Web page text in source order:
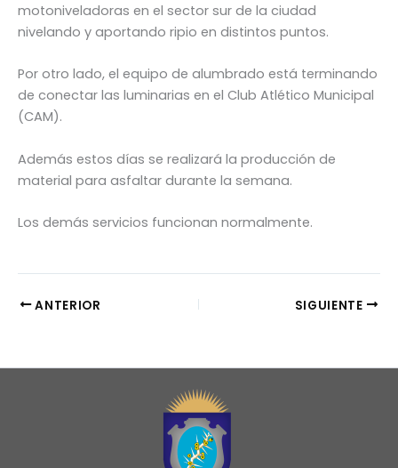
motoniveladoras en el sector sur de la ciudad
nivelando y aportando ripio en distintos puntos.
Por otro lado, el equipo de alumbrado está terminando
de conectar las luminarias en el Club Atlético Municipal
(CAM).
Además estos días se realizará la producción de
material para asfaltar durante la semana.
Los demás servicios funcionan normalmente.
ANTERIOR SIGUIENTE